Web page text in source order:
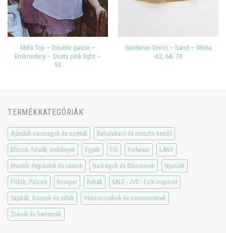
Milla Top – Double gauze –
Embroidery – Dusty pink light –
92
Gardener Dress – Sand – White
-62, 68, 74
TERMÉKKATEGÓRIÁK
Ajándék csomagok és szettek Babatakaró és muszlin kendő
Blúzok, felsők, mellények Egyéb FIÚ Knitwear LÁNY
Masnik -fejpántok és csatok Nadrágok és Bloomerek Nyuszik
Pólók, Pulcsik Romper Ruhák SALE - JVD - Folk inspired
Sapkák, bonnek és sálak Vászonzsákok és neszesszerek
Zoknik és harisnyák